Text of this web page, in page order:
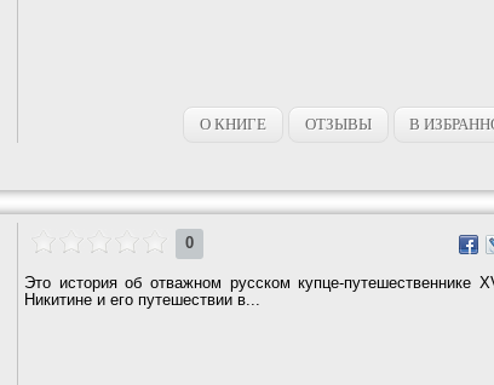
О КНИГЕ ОТЗЫВЫ В
0
Это история об отважном русском купце-путешественнике
Никитине и его путешествии в...